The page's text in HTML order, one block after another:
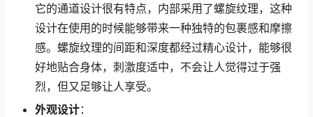
它的通道设计很有特点，内部采用了螺旋纹理，这种
设计在使用的时候能够带来一种独特的包裹感和摩擦
感。螺旋纹理的间距和深度都经过精心设计，能够很
好地贴合身体，刺激度适中，不会让人觉得过于强
烈，但又足够让人享受。
外观设计：